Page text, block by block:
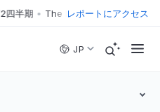
半期 • The Forrester Wave™: XDR
レポートにアクセス
JP